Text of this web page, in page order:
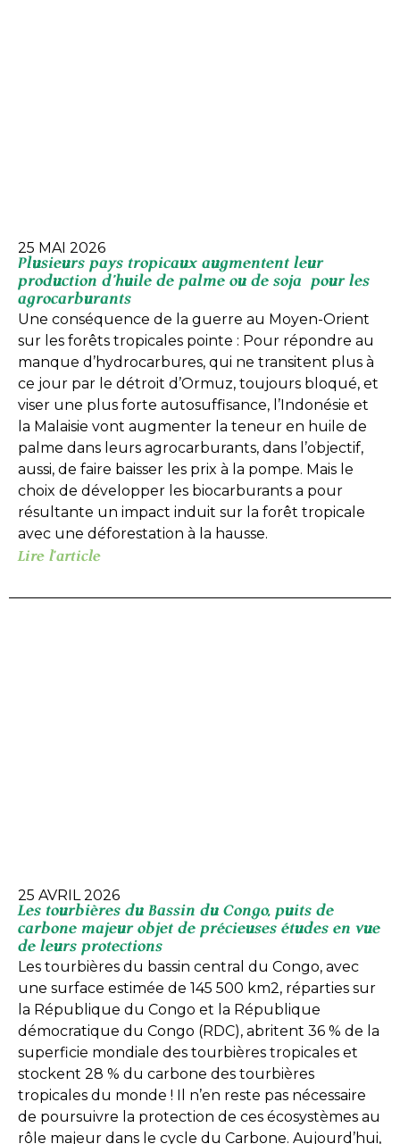
25 MAI 2026
Plusieurs pays tropicaux augmentent leur
production d’huile de palme ou de soja pour les
agrocarburants
Une conséquence de la guerre au Moyen-Orient
sur les forêts tropicales pointe : Pour répondre au
manque d’hydrocarbures, qui ne transitent plus à
ce jour par le détroit d’Ormuz, toujours bloqué, et
viser une plus forte autosuffisance, l’Indonésie et
la Malaisie vont augmenter la teneur en huile de
palme dans leurs agrocarburants, dans l’objectif,
aussi, de faire baisser les prix à la pompe. Mais le
choix de développer les biocarburants a pour
résultante un impact induit sur la forêt tropicale
avec une déforestation à la hausse.
Lire l'article
25 AVRIL 2026
Les tourbières du Bassin du Congo, puits de
carbone majeur objet de précieuses études en vue
de leurs protections
Les tourbières du bassin central du Congo, avec
une surface estimée de 145 500 km2, réparties sur
la République du Congo et la République
démocratique du Congo (RDC), abritent 36 % de la
superficie mondiale des tourbières tropicales et
stockent 28 % du carbone des tourbières
tropicales du monde ! Il n’en reste pas nécessaire
de poursuivre la protection de ces écosystèmes au
rôle majeur dans le cycle du Carbone. Aujourd’hui,